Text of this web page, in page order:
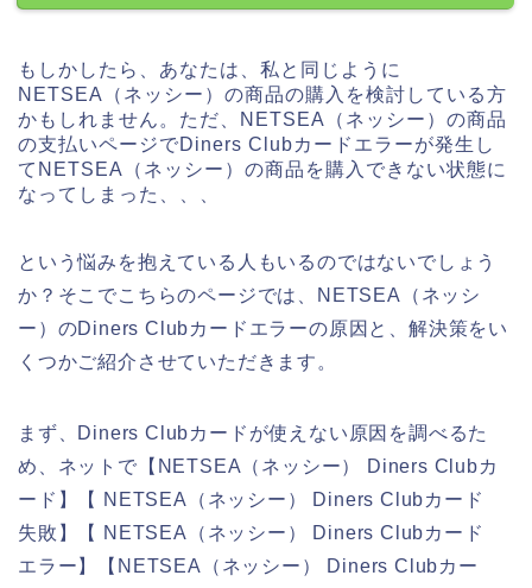
もしかしたら、あなたは、私と同じように
NETSEA（ネッシー）の商品の購入を検討している方
かもしれません。ただ、NETSEA（ネッシー）の商品
の支払いページでDiners Clubカードエラーが発生し
てNETSEA（ネッシー）の商品を購入できない状態に
なってしまった、、、
という悩みを抱えている人もいるのではないでしょう
か？そこでこちらのページでは、NETSEA（ネッシ
ー）のDiners Clubカードエラーの原因と、解決策をい
くつかご紹介させていただきます。
まず、Diners Clubカードが使えない原因を調べるた
め、ネットで【NETSEA（ネッシー） Diners Clubカ
ード】【 NETSEA（ネッシー） Diners Clubカード
失敗】【 NETSEA（ネッシー） Diners Clubカード
エラー】【NETSEA（ネッシー） Diners Clubカー